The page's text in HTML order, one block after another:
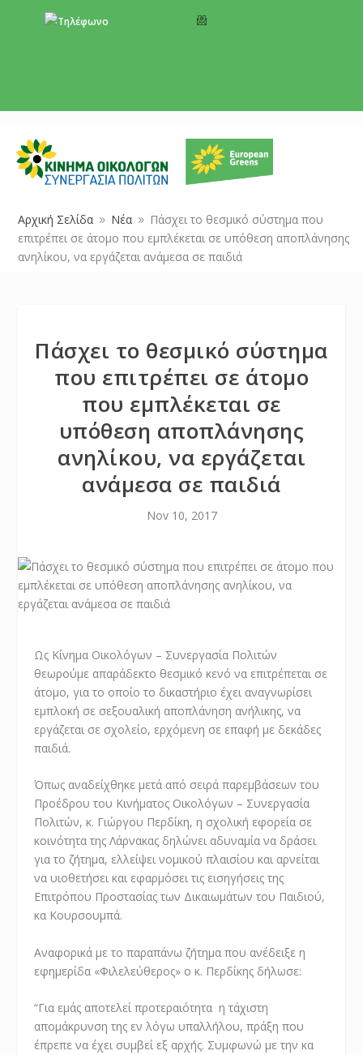
Αρχική Σελίδα 9 Νέα 9
Πάσχει το θεσμικό σύστημα που
επιτρέπει σε άτομο που εμπλέκεται σε υπόθεση αποπλάνησης
ανηλίκου, να εργάζεται ανάμεσα σε παιδιά
Πάσχει το θεσμικό σύστημα
που επιτρέπει σε άτομο
που εμπλέκεται σε
υπόθεση αποπλάνησης
ανηλίκου, να εργάζεται
ανάμεσα σε παιδιά
Nov 10, 2017
Ως Κίνημα Οικολόγων – Συνεργασία Πολιτών
θεωρούμε απαράδεκτο θεσμικό κενό να επιτρέπεται σε
άτομο, για το οποίο το δικαστήριο έχει αναγνωρίσει
εμπλοκή σε σεξουαλική αποπλάνηση ανήλικης, να
εργάζεται σε σχολείο, ερχόμενη σε επαφή με δεκάδες
παιδιά.
Όπως αναδείχθηκε μετά από σειρά παρεμβάσεων του
Προέδρου του Κινήματος Οικολόγων – Συνεργασία
Πολιτών, κ. Γιώργου Περδίκη, η σχολική εφορεία σε
κοινότητα της Λάρνακας δηλώνει αδυναμία να δράσει
για το ζήτημα, ελλείψει νομικού πλαισίου και αρνείται
να υιοθετήσει και εφαρμόσει τις εισηγήσεις της
Επιτρόπου Προστασίας των Δικαιωμάτων του Παιδιού,
κα Κουρσουμπά.
Αναφορικά με το παραπάνω ζήτημα που ανέδειξε η
εφημερίδα «Φιλελεύθερος» ο κ. Περδίκης δήλωσε:
“Για εμάς αποτελεί προτεραιότητα η τάχιστη
απομάκρυνση της εν λόγω υπαλλήλου, πράξη που
έπρεπε να έχει συμβεί εξ αρχής. Συμφωνώ με την κα